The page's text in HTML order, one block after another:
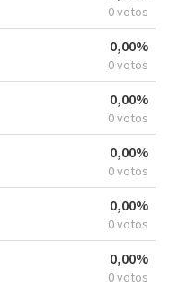
0 votos
0,00%
0 votos
0,00%
0 votos
0,00%
0 votos
0,00%
0 votos
0,00%
0 votos